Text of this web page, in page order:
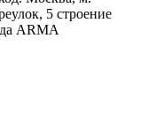
5 строение
ARMA